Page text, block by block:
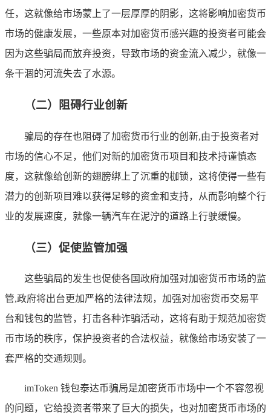
任，这就像给市场蒙上了一层厚厚的阴影，这将影响加密货币
市场的健康发展，一些原本对加密货币感兴趣的投资者可能会
因为这些骗局而放弃投资，导致市场的资金流入减少，就像一
条干涸的河流失去了水源。
（二）阻碍行业创新
骗局的存在也阻碍了加密货币行业的创新,由于投资者对
市场的信心不足，他们对新的加密货币项目和技术持谨慎态
度，这就像给创新的翅膀绑上了沉重的枷锁，这将使得一些有
潜力的创新项目难以获得足够的资金和支持，从而影响整个行
业的发展速度，就像一辆汽车在泥泞的道路上行驶缓慢。
（三）促使监管加强
这些骗局的发生也促使各国政府加强对加密货币市场的监
管,政府将出台更加严格的法律法规，加强对加密货币交易平
台和钱包的监管，打击各种诈骗活动，这将有助于规范加密货
币市场的秩序，保护投资者的合法权益，就像给市场安装了一
套严格的交通规则。
imToken 钱包泰达币骗局是加密货币市场中一个不容忽视
的问题，它给投资者带来了巨大的损失，也对加密货币市场的